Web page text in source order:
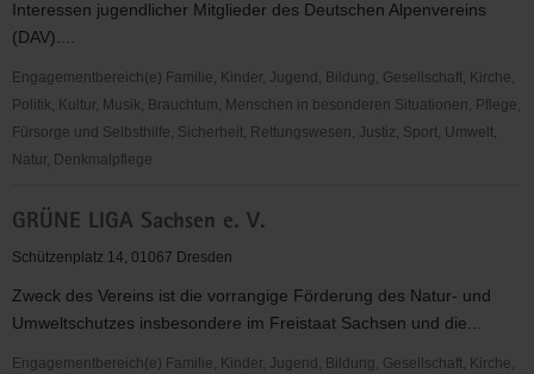
Berufe
in
Sachsen
e.V.
Interessen jugendlicher Mitglieder des Deutschen Alpenvereins
(DAV)....
Engagementbereich(e) Familie, Kinder, Jugend, Bildung, Gesellschaft, Kirche,
Politik, Kultur, Musik, Brauchtum, Menschen in besonderen Situationen, Pflege,
Fürsorge und Selbsthilfe, Sicherheit, Rettungswesen, Justiz, Sport, Umwelt,
Natur, Denkmalpflege
des
Deutschen
(JDAV),
Landesgeschäftsstelle
Sachsen
GRÜNE LIGA Sachsen e. V.
Schützenplatz 14, 01067 Dresden
Zweck des Vereins ist die vorrangige Förderung des Natur- und
Umweltschutzes insbesondere im Freistaat Sachsen und die...
Engagementbereich(e) Familie, Kinder, Jugend, Bildung, Gesellschaft, Kirche,